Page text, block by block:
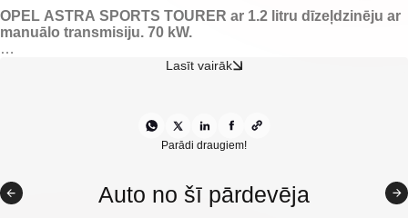
OPEL ASTRA SPORTS TOURER ar 1.2 litru dīzeļdzinēju ar
manuālo transmisiju. 70 kW.
-Elektriski regulējami spoguļi.
-Aizmugurējie parkošanās sensori.
-LED dienas gaitas gaismas.
-Miglas lukturi.
Lasīt vairāk
Parādi draugiem!
Auto no šī pārdevēja